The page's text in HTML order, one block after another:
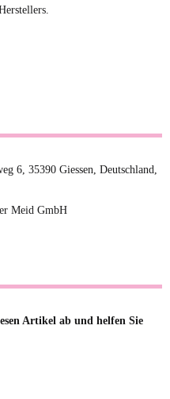
6, 35390 Giessen, Deutschland,
Meid GmbH
Artikel ab und helfen Sie